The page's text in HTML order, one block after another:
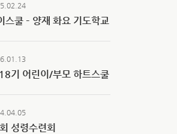
스쿨 – 양재 화요 기도학교
기 어린이/부모 하트스쿨
성령수련회